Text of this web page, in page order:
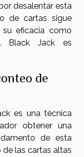
desalentar esta
de cartas sigue
eficacia como
Black Jack es
de
es una técnica
obtener una
de esta
las cartas altas